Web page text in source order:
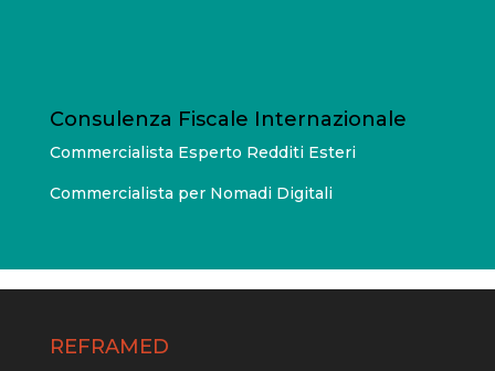
Consulenza Fiscale Internazionale
Commercialista Esperto Redditi Esteri
Commercialista per Nomadi Digitali
REFRAMED